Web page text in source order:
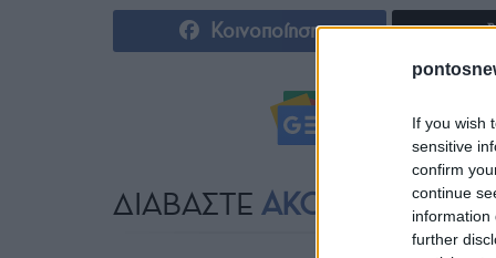
If you wish
sensitive
confirm
continue
information
further
Κοινοποίηση
ΔΙΑΒΑΣΤΕ ΑΚΟΜΗ